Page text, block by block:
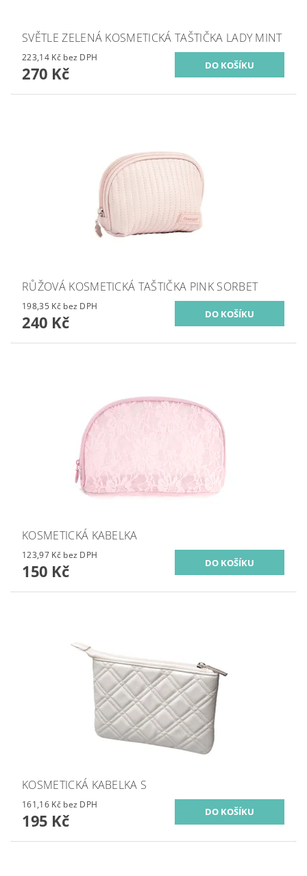
SVĚTLE ZELENÁ KOSMETICKÁ TAŠTIČKA LADY MINT
223,14 Kč bez DPH
270 Kč
RŮŽOVÁ KOSMETICKÁ TAŠTIČKA PINK SORBET
198,35 Kč bez DPH
240 Kč
KOSMETICKÁ KABELKA
123,97 Kč bez DPH
150 Kč
KOSMETICKÁ KABELKA S
161,16 Kč bez DPH
195 Kč